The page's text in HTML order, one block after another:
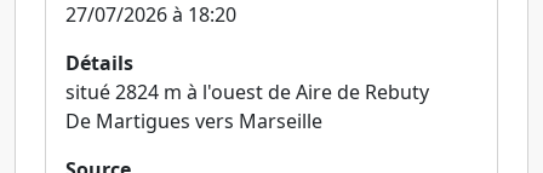
27/07/2026 à 18:20
Détails
situé 2824 m à l'ouest de Aire de Rebuty
De Martigues vers Marseille